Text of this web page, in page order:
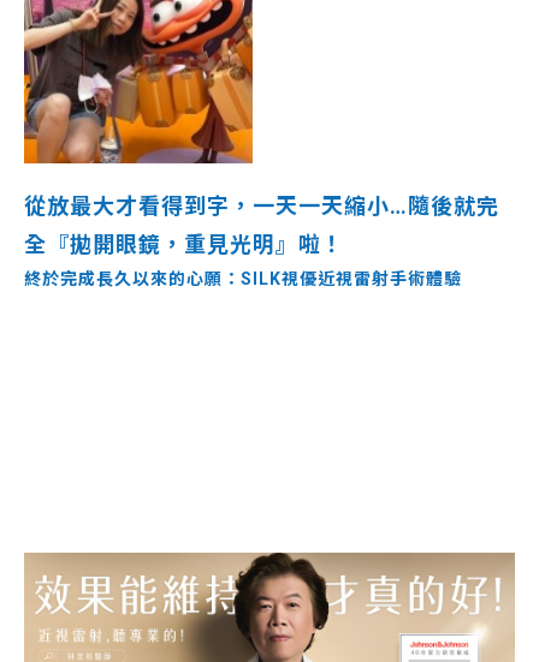
從放最大才看得到字，一天一天縮小…隨後就完
全『拋開眼鏡，重見光明』啦！
終於完成長久以來的心願：SILK視優近視雷射手術體驗